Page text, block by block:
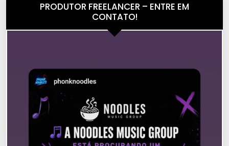
PRODUTOR FREELANCER – ENTRE EM
CONTATO!